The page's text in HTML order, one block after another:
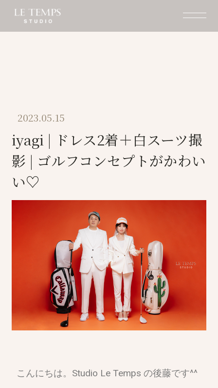
2023.05.15
iyagi | ドレス2着＋白スーツ撮
影 | ゴルフコンセプトがかわい
い♡
こんにちは。Studio Le Temps の後藤です^^